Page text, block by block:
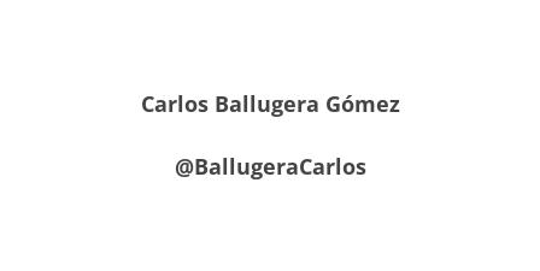
Carlos Ballugera Gómez
@BallugeraCarlos